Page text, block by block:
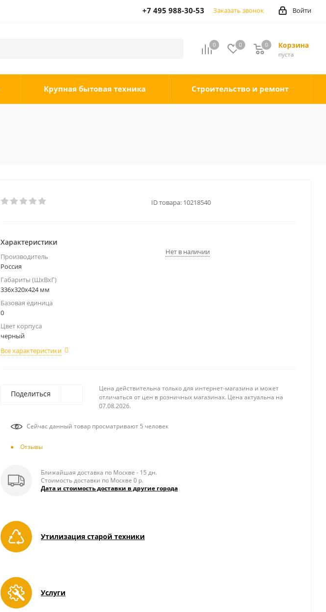
Войти
+7 495 988-30-53 Заказать звонок
0 0 Корзина
0
пуста
0
Крупная бытовая техника Строительство и ремонт
ID товара: 10218540
Характеристики
Производитель
Россия
Габариты (ШхВхГ)
336x320x424 мм
Базовая единица
0
Цвет корпуса
черный
Все характеристики
Нет в наличии
Поделиться
Цена действительна только для интернет-магазина и может
отличаться от цен в розничных магазинах. Цена актуальна на
07.08.2026.
Сейчас данный товар просматривают 5 человек
Отзывы
Ближайшая доставка по Москве - 15 дн.
Стоимость доставки по Москве 0 р.
Дата и стоимость доставки в другие города
Утилизация старой техники
Услуги